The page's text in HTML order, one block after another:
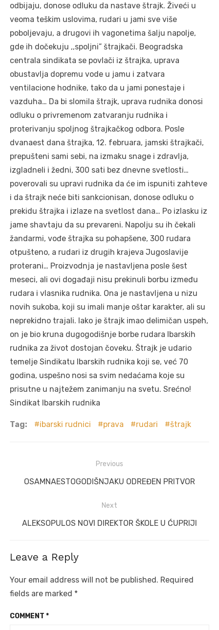
odbijaju, donose odluku da nastave štrajk. Živeći u
veoma teškim uslovima, rudari u jami sve više
poboljevaju, a drugovi ih vagonetima šalju napolje,
gde ih dočekuju ,,spoljni” štrajkači. Beogradska
centrala sindikata se povlači iz štrajka, uprava
obustavlja dopremu vode u jamu i zatvara
ventilacione hodnike, tako da u jami ponestaje i
vazduha… Da bi slomila štrajk, uprava rudnika donosi
odluku o privremenom zatvaranju rudnika i
proterivanju spoljnog štrajkačkog odbora. Posle
dvanaest dana štrajka, 12. februara, jamski štrajkači,
prepušteni sami sebi, na izmaku snage i zdravlja,
izgladneli i žedni, 300 sati bez dnevne svetlosti…
poverovali su upravi rudnika da će im ispuniti zahteve
i da štrajk neće biti sankcionisan, donose odluku o
prekidu štrajka i izlaze na svetlost dana… Po izlasku iz
jame shavtaju da su prevareni. Napolju su ih čekali
žandarmi, vođe štrajka su pohapšene, 300 rudara
otpušteno, a rudari iz drugih krajeva Jugoslavije
proterani… Proizvodnja je nastavljena posle šest
meseci, ali ovi događaji nisu prekinuli borbu između
rudara i vlasnika rudnika. Ona je nastavljena u nizu
novih sukoba, koji su imali manje oštar karakter, ali su
neprekidno trajali. Iako je štrajk imao delimičan uspeh,
on je bio kruna dugogodišnje borbe rudara Ibarskih
rudnika za život dostojan čoveku. Štrajk je udario
temelje Sindikatu Ibarskih rudnika koji se, već 70
godina, uspešno nosi sa svim nedaćama koje su
prisutne u najtežem zanimanju na svetu. Srećno!
Sindikat Ibarskih rudnika
Tag: ibarski rudnici prava rudari štrajk
navigation
Previous
Previous
OSAMNAESTOGODIŠNJAKU ODREĐEN PRITVOR
Next
Next
ALEKSOPULOS NOVI DIREKTOR ŠKOLE U ĆUPRIJI
Leave a Reply
Your email address will not be published. Required
fields are marked *
COMMENT *